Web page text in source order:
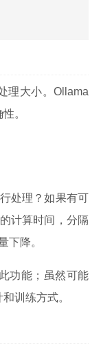
理大小。Ollama
。
处理？如果有可
计算时间，分隔
下降。
功能；虽然可能
训练方式。